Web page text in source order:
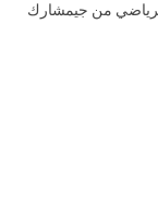
من جيمشارك